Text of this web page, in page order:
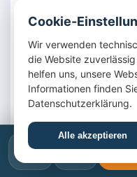
Poolreinigung
Poolreinigung
Poolreinigung
📞 ✉️
Cookie-
Wir verwenden
die Website
helfen uns, unsere
Informationen finden
Datenschutzerklärung.
Alle akzeptieren